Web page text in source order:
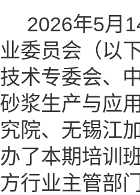
2026年5月
业委员会（以
技术专委会、
砂浆生产与应
究院、无锡江
办了本期培训
方行业主管部